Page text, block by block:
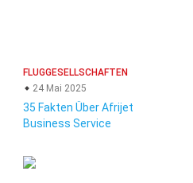
FLUGGESELLSCHAFTEN
24 Mai 2025
35 Fakten Über Afrijet
Business Service